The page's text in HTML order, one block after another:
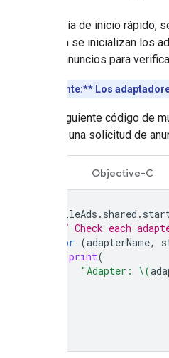
En la guía de inicio rápido,
también se inicializan los
cargar anuncios para
**Importante:** Los
En el siguiente código de
realizar una solicitud de
Objective-C
MobileAds . shared .
// Check each
for (adapterName,
print(
"Adapter: \(